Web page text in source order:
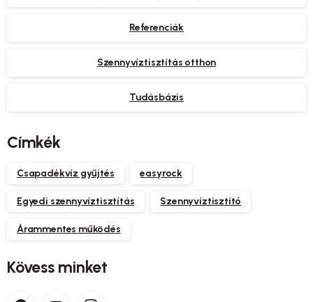
Referenciák
Szennyvíztisztítás otthon
Tudásbázis
Címkék
Csapadékvíz gyűjtés easyrock
Egyedi szennyvíztisztítás Szennyvíztisztító
Árammentes működés
Kövess minket